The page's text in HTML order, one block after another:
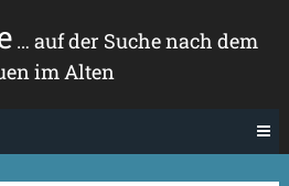
… auf der Suche nach dem
im Alten